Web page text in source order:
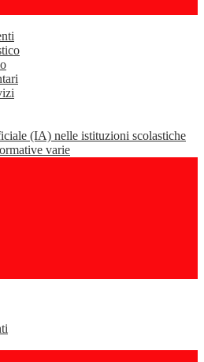
(IA) nelle istituzioni scolastiche
varie